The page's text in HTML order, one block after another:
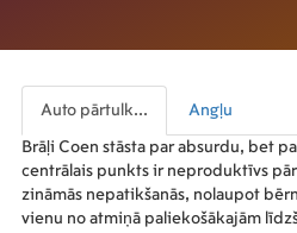
Auto pārtulk... Angļu
Brāļi Coen stāsta par absurdu, bet
centrālais punkts ir neproduktīvs
zināmās nepatikšanās, nolaupot
vienu no atmiņā paliekošākajām